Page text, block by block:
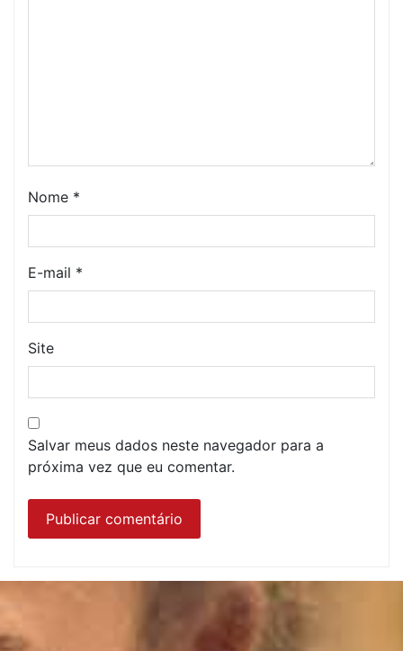
Nome *
E-mail *
Site
Salvar meus dados neste navegador para a
próxima vez que eu comentar.